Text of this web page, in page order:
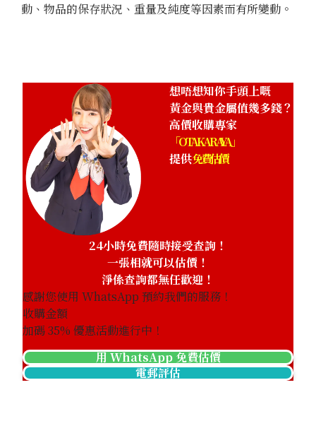
動、物品的保存狀況、重量及純度等因素而有所變動。
想唔想知你手頭上嘅
黃金與貴金屬值幾多錢？
高價收購專家
「OTAKARAYA」
提供免費估價
24小時免費隨時接受查詢！
一張相就可以估價！
淨係查詢都無任歡迎！
感謝您使用 WhatsApp 預約我們的服務！
收購金額
加碼35% 優惠活動進行中！
用 WhatsApp 免費估價
電郵評估